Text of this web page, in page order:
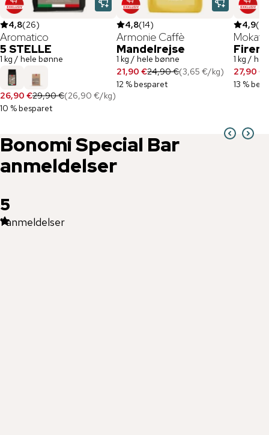
4,8(26)
Aromatico
5 STELLE
1 kg / hele bønne
26,90 €29,90 €(26,90 €/kg)
10 % besparet
4,8(14)
Armonie Caffè
Mandelrejse
1 kg / hele bønne
21,90 €24,90 €(3,65 €/kg)
12 % besparet
4,9(
1 kg /
27,90 €
13 %
BonomiSpecial Bar
anmeldelser
5
1anmeldelser